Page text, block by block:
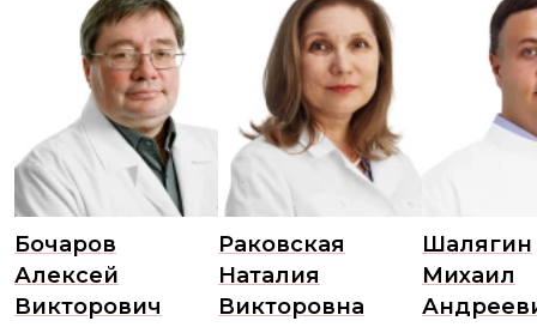
Бочаров
Алексей
Викторович
Раковская
Наталия
Викторовна
Шалягин
Михаил